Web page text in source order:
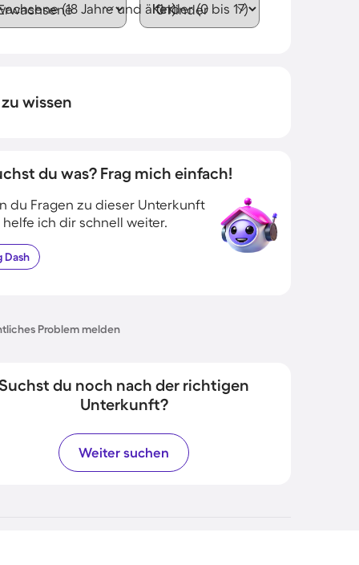
(18 Jahre und älter)Kinder (0 bis 17)
wissen
du was? Frag mich einfach!
du Fragen zu dieser Unterkunft
helfe ich dir schnell weiter.
Dash
Problem melden
du noch nach der richtigen
Unterkunft?
Weiter suchen